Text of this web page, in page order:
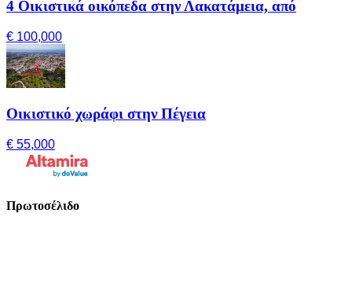
4 Οικιστικά οικόπεδα στην Λακατάμεια, από
€ 100,000
Οικιστικό χωράφι στην Πέγεια
€ 55,000
Πρωτοσέλιδο